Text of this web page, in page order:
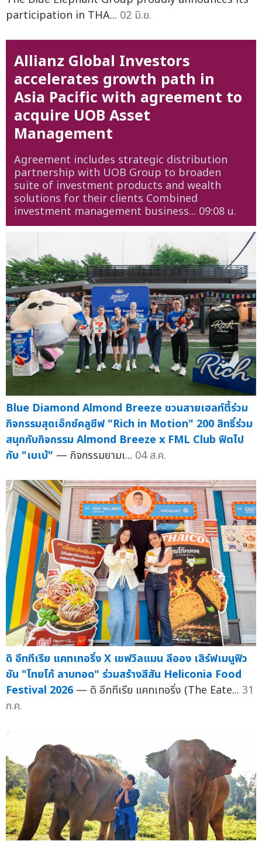
participation in THA... 02 มิ.ย.
Allianz Global Investors
accelerates growth path in
Asia Pacific with agreement to
acquire UOB Asset
Management
Agreement includes strategic distribution
partnership with UOB Group to broaden
suite of investment products and wealth
solutions for their clients Combined
investment management business... 09:08 น.
Blue Diamond Almond Breeze ชวนสายเฮลท์ตี้ร่วม
กิจกรรมสุดเอ็กซ์คลูซีฟ "Rich in Motion" 200 สิทธิ์ร่วม
สนุกกับกิจกรรม Almond Breeze x FML Club ฟิตไป
กับ "เบเบ้" — กิจกรรมยามเ... 04 ส.ค.
ดิ อีททีเรีย แคทเทอริ่ง X เชฟวิลแมน ลีออง เสิร์ฟเมนูฟิว
ชัน "ไทยโก้ ลาบทอด" ร่วมสร้างสีสัน Heliconia Food
Festival 2026 — ดิ อีททีเรีย แคทเทอริ่ง (The Eate... 31
ก.ค.